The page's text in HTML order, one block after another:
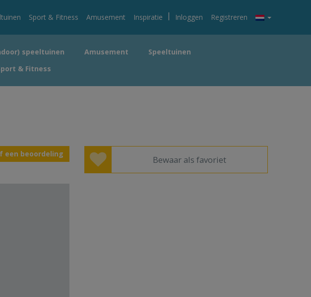
Sport & Fitness Amusement Inspiratie | Inloggen Registreren
speeltuinen Amusement
Speeltuinen
& Fitness
een beoordeling
Bewaar als favoriet